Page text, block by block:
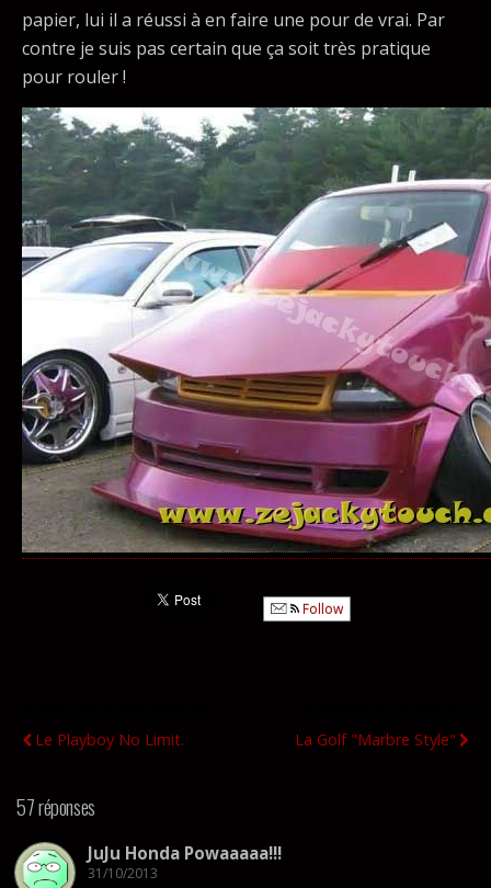
papier, lui il a réussi à en faire une pour de vrai. Par
contre je suis pas certain que ça soit très pratique
pour rouler !
Follow
Le Playboy No Limit.
La Golf "Marbre Style"
57 réponses
JuJu Honda Powaaaaa!!!
31/10/2013